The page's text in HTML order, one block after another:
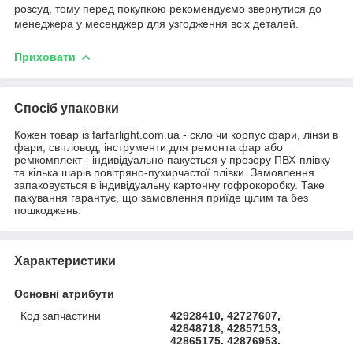
розсуд, тому перед покупкою рекомендуємо звернутися до
менеджера у месенджер для узгодження всіх деталей.
Приховати
Спосіб упаковки
Кожен товар із farfarlight.com.ua - скло чи корпус фари, лінзи в
фари, світловод, інструменти для ремонта фар або
ремкомплект - індивідуально пакується у прозору ПВХ-плівку
та кілька шарів повітряно-пухирчастої плівки. Замовлення
запаковується в індивідуальну картонну гофрокоробку. Таке
пакування гарантує, що замовлення приїде цілим та без
пошкоджень.
Характеристики
Основні атрибути
Код запчастини
42928410, 42727607,
42848718, 42857153,
42865175, 42876953,